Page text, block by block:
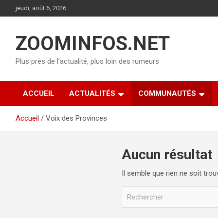
au
jeudi, août 6, 2026
ZOOMINFOS.NET
Plus près de l’actualité, plus loin des rumeurs
ACCUEIL ACTUALITÉS COMMUNAUTÉS
Accueil Voix des Provinces
Aucun résultat
Il semble que rien ne soit